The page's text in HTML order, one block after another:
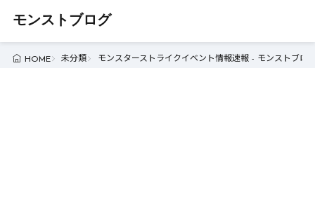
モンストブログ
HOME 未分類 モンスターストライクイベント情報速報 - モンストブロ